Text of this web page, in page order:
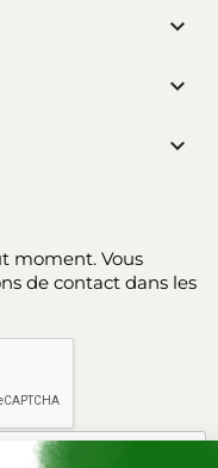



moment. Vous
de contact dans les